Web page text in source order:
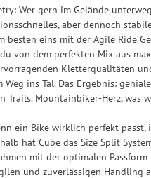
Wer gern im Gelände
aber dennoch
besten eins mit der Agile Ride
von dem perfekten Mix aus
Kletterqualitäten
ins Tal. Das Ergebnis:
Trails. Mountainbiker-Herz, was
ein Bike wirklich perfekt passt,
hat Cube das Size Split
mit der optimalen Passform
und zuverlässigen Handling